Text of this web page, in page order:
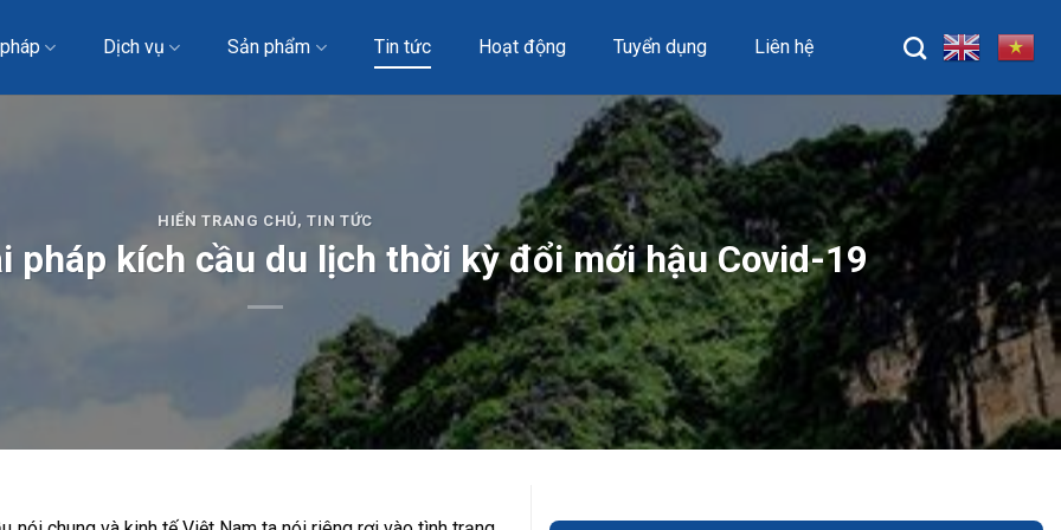
Dịch vụ Sản phẩm Tin tức Hoạt động Tuyển dụng Liên hệ
HIỂN TRANG CHỦ,TIN TỨC
pháp kích cầu du lịch thời kỳ đổi mới hậu Covid-19